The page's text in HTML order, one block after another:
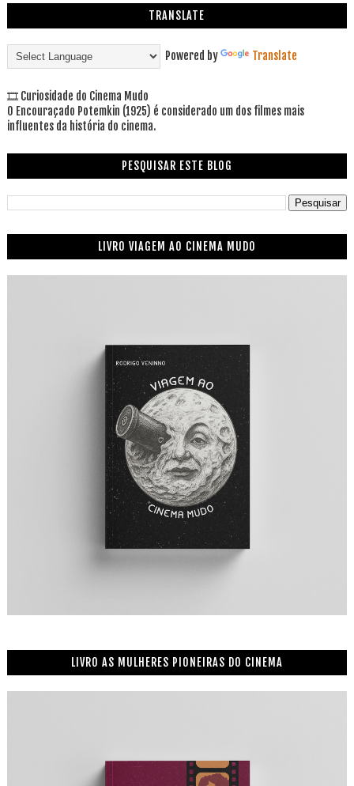
TRANSLATE
Powered by Translate
🎞 Curiosidade do Cinema Mudo
O Encouraçado Potemkin (1925) é considerado um dos filmes mais
influentes da história do cinema.
PESQUISAR ESTE BLOG
LIVRO VIAGEM AO CINEMA MUDO
LIVRO AS MULHERES PIONEIRAS DO CINEMA